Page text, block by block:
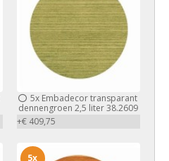
5xEmbadecor transparant
dennengroen 2,5 liter 38.2609
+€ 409,75
5x